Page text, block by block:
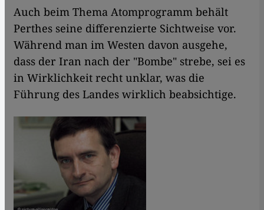
Auch beim Thema Atomprogramm behält
Perthes seine differenzierte Sichtweise vor.
Während man im Westen davon ausgehe,
dass der Iran nach der "Bombe" strebe, sei es
in Wirklichkeit recht unklar, was die
Führung des Landes wirklich beabsichtige.